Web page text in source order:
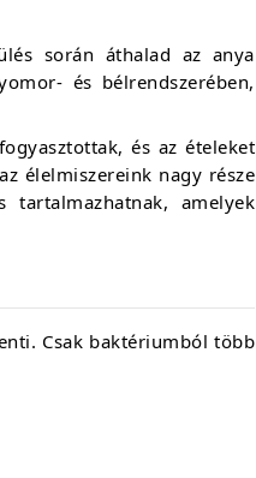
során áthalad az anya
és bélrendszerében,
és az ételeket
élelmiszereink nagy része
amelyek
Csak baktériumból több